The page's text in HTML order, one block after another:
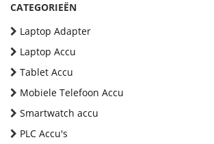
CATEGORIEËN
Laptop Adapter
Laptop Accu
Tablet Accu
Mobiele Telefoon Accu
Smartwatch accu
PLC Accu's